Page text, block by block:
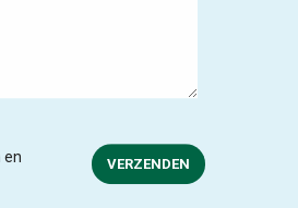
en
VERZENDEN